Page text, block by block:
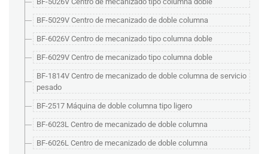
BF-5029V Centro de mecanizado de doble columna
BF-6026V Centro de mecanizado tipo columna doble
BF-6029V Centro de mecanizado tipo columna doble
BF-1814V Centro de mecanizado de doble columna de servicio
pesado
BF-2517 Máquina de doble columna tipo ligero
BF-6023L Centro de mecanizado de doble columna
BF-6026L Centro de mecanizado de doble columna